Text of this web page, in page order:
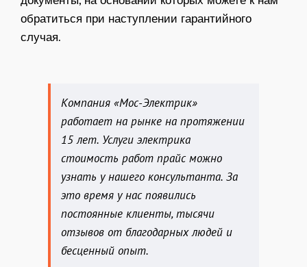
обратиться при наступлении гарантийного
случая.
Компания «Мос-Электрик»
работает на рынке на протяжении
15 лет. Услуги электрика
стоимость работ прайс можно
узнать у нашего консультанта. За
это время у нас появились
постоянные клиенты, тысячи
отзывов от благодарных людей и
бесценный опыт.